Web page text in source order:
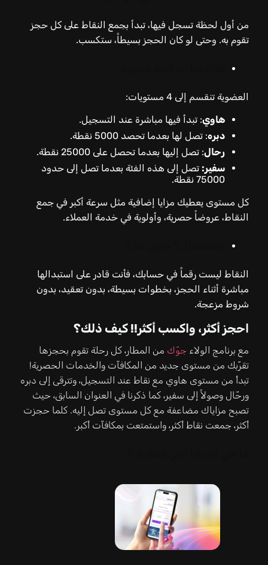
من أول لحظة تسجل فيها، تبدأ بجمع النقاط على كل حجز
تقوم به. وحتى لو كان الحجز بسيطاً، ستكسب.
العضوية تنقسم إلى 4 مستويات:
هاوي: تبدأ فيها مباشرة عند التسجيل.
دبره: تصل لها بعدما تحصد 5000 نقطة.
رحال: تصل إليها بعدما تحصل على 25000 نقطة.
سفير: تصل إلى هذه الفئة بعدما تصل إلى حدود
75000 نقطة.
كل مستوى يعطيك مزايا إضافية مثل سرعة أكبر في جمع
النقاط، عروضاً حصرية، وأولوية في خدمة العملاء.
النقاط ليست رقماً في حسابك، فأنت قادر على استبدالها
مباشرة أثناء الحجز، بخطوات بسيطة، بدون تعقيد، بدون
شروط مزعجة.
احجز أكثر، واكسب أكثر!! كيف ذلك؟
مع برنامج الولاء جوّك من المطار، كل رحلة تقوم بحجزها
تقرّبك من مستوى جديد من المكافآت والخدمات الحصرية!
تبدأ من مستوى هاوي مع نقاط عند التسجيل، وتترقى إلى دبره
ورحّال وصولاً إلى سفير، كما ذكرنا في العنوان السابق، حيث
تصبح مزاياك مضاعفة مع كل مستوى تصل إليه. كلما حجزت
أكثر، جمعت نقاط أكثر، واستمتعت بمكافآت أكبر.